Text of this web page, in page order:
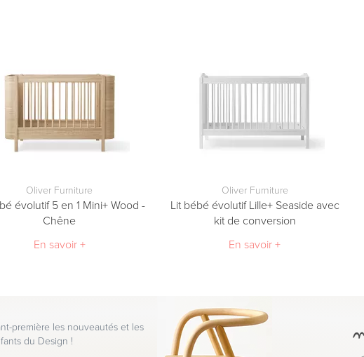
Oliver Furniture
évolutif 5 en 1 Mini+ Wood -
Chêne
En savoir +
Oliver Furniture
Lit bébé évolutif Lille+ Seaside avec
kit de conversion
En savoir +
première les nouveautés et les
du Design !